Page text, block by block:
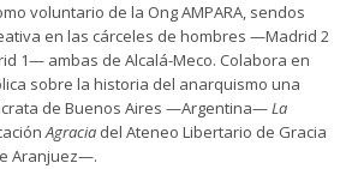
voluntario de la Ong AMPARA, sendos
en las cárceles de hombres —Madrid 2
1— ambas de Alcalá-Meco. Colabora en
sobre la historia del anarquismo una
de Buenos Aires —Argentina—La
Agracia del Ateneo Libertario de Gracia
Aranjuez—.